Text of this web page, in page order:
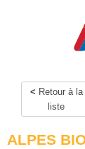
Retour à la
liste
ALPES